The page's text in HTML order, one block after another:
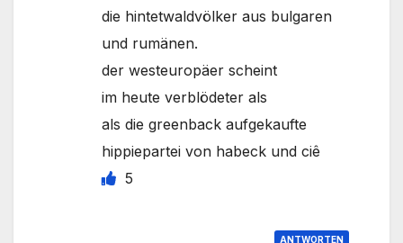
die hintetwaldvölker aus bulgaren
und rumänen.
der westeuropäer scheint
im heute verblödeter als
als die greenback aufgekaufte
hippiepartei von habeck und ciê
5
ANTWORTEN